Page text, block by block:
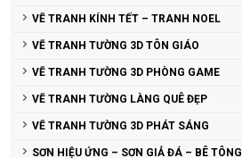
VẼ TRANH KÍNH TẾT – TRANH NOEL
VẼ TRANH TƯỜNG 3D TÔN GIÁO
VẼ TRANH TƯỜNG 3D PHÒNG GAME
VẼ TRANH TƯỜNG LÀNG QUÊ ĐẸP
VẼ TRANH TƯỜNG 3D PHÁT SÁNG
SƠN HIỆU ỨNG – SƠN GIẢ ĐÁ – BÊ TÔNG